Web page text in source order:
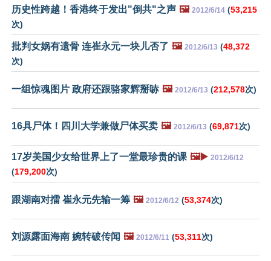
历史性跨越！香港终于发出"倒共"之声 🖼️ 2012/6/14 (53,215
次)
批判女娲有遗骨 连崔永元一块儿否了 🖼️ 2012/6/13 (48,372
次)
一组惊魂图片 政府还跟骆家辉掰哧 🖼️ 2012/6/13 (212,578次)
16具尸体！四川大学兼做尸体买卖 🖼️ 2012/6/13 (69,871次)
17岁美国少女给世界上了一堂最珍贵的课 🖼️▶️ 2012/6/12
(179,200次)
跟湖南对擂 崔永元先输一筹 🖼️ 2012/6/12 (53,374次)
刘源露面海南 婉转破传闻 🖼️ 2012/6/11 (53,311次)